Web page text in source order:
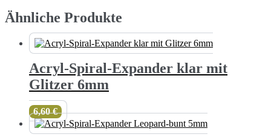
Ähnliche Produkte
Acryl-Spiral-Expander klar mit
Glitzer 6mm
6,60€